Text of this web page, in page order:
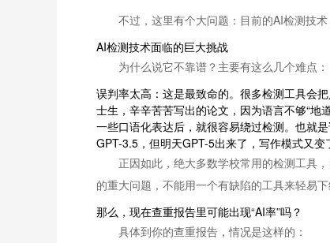
不过，这里有个大问题：目前的AI检测技术
AI检测技术面临的巨大挑战
为什么说它不靠谱？主要有这么几个难点：
误判率太高：这是最致命的。很多检测工具会
士生，辛辛苦苦写出的论文，因为语言不够“地
一些口语化表达后，就很容易绕过检测。也就
GPT-3.5，但明天GPT-5出来了，写作模式又变
正因如此，绝大多数学校常用的检测工具
的重大问题，不能用一个有缺陷的工具来轻易下
那么，现在查重报告里可能出现“AI率”吗？
具体到你的查重报告，情况是这样的：